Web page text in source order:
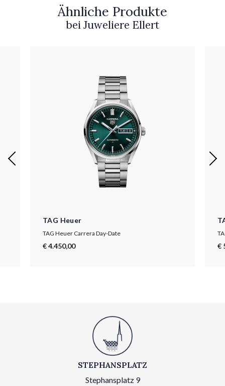
Ähnliche Produkte
bei Juweliere Ellert
TAG Heuer
TAG Heuer Carrera Day-Date
€ 4.450,00 €
STEPHANSPLATZ
Stephansplatz 9